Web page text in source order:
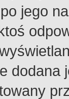
jego
dodana